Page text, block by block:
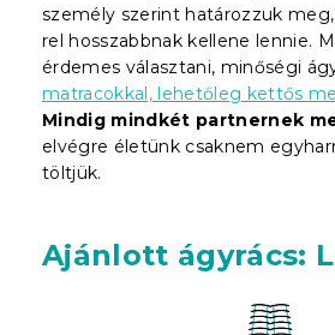
személy szerint határozzuk
rel hosszabbnak kellene lennie.
érdemes választani, minőségi
matracokkal, lehetőleg kettős
Mindig mindkét partnernek
elvégre életünk csaknem
töltjük.
Ajánlott ágyrács: